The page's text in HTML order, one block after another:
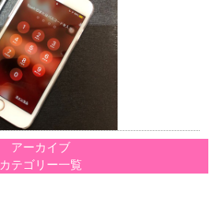
アーカイブ
カテゴリー一覧